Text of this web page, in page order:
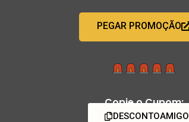
PEGAR PROMOÇÃO
Copie o Cupom:
DESCONTOAMIGO